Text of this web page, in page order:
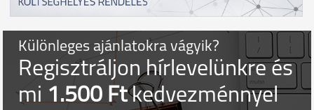
Különleges ajánlatokra vágyik?
Regisztráljon hírlevelünkre és
mi1.500 Ftkedvezménnyel